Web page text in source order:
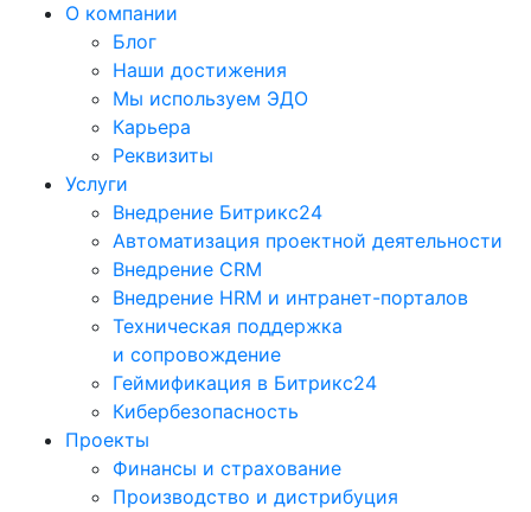
О компании
Блог
Наши достижения
Мы используем ЭДО
Карьера
Реквизиты
Услуги
Внедрение Битрикс24
Автоматизация проектной деятельности
Внедрение CRM
Внедрение HRM и интранет-порталов
Техническая поддержка
и сопровождение
Геймификация в Битрикс24
Кибербезопасность
Проекты
Финансы и страхование
Производство и дистрибуция